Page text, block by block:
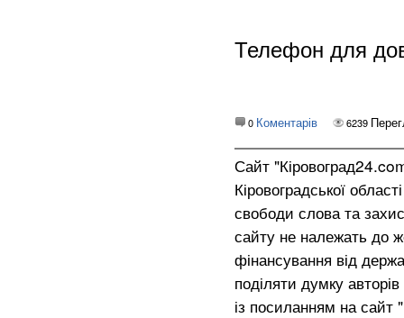
Телефон для
0 Коментарів 6239
Сайт
Кіровоградської
свободи слова та
сайту не належать до
фінансування від
поділяти думку
із посиланням на сайт